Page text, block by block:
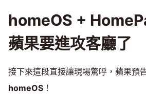
homeOS +
蘋果要進攻客廳了
接下來這段直接讓現場驚呼，蘋果預
homeOS ！